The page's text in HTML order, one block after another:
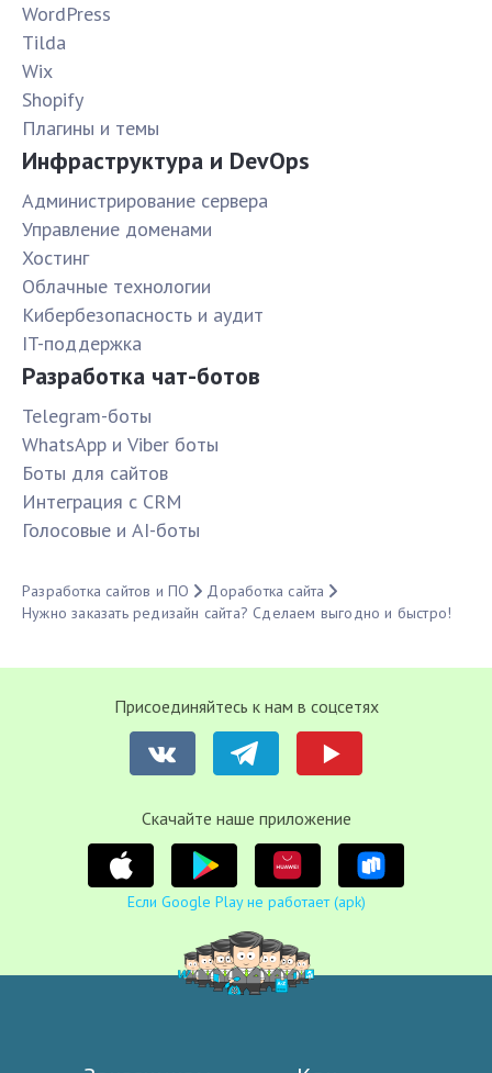
WordPress
Tilda
Wix
Shopify
Плагины и темы
Инфраструктура и DevOps
Администрирование сервера
Управление доменами
Хостинг
Облачные технологии
Кибербезопасность и аудит
IT-поддержка
Разработка чат-ботов
Telegram-боты
WhatsApp и Viber боты
Боты для сайтов
Интеграция с CRM
Голосовые и AI-боты
Разработка сайтов и ПО
Доработка сайта
Нужно заказать редизайн сайта? Сделаем выгодно и быстро!
Присоединяйтесь к нам в соцсетях
Cкачайте наше приложение
Если Google Play не работает (apk)